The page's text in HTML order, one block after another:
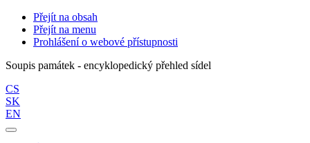
Přejít na obsah
Přejít na menu
Prohlášení o webové přístupnosti
Soupis památek - encyklopedický přehled sídel
CS
SK
EN